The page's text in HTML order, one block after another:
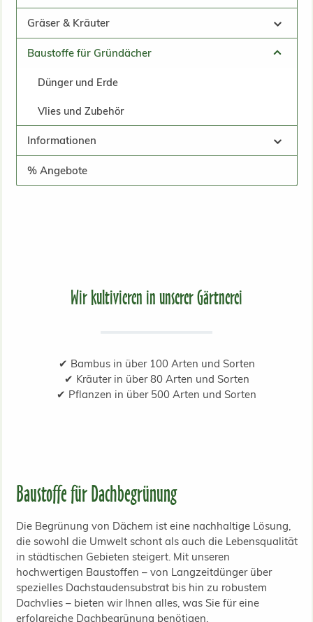
Gräser & Kräuter
Baustoffe für Gründächer
Dünger und Erde
Vlies und Zubehör
Informationen
% Angebote
Wir kultivieren in unserer Gärtnerei
✔ Bambus in über 100 Arten und Sorten
✔ Kräuter in über 80 Arten und Sorten
✔ Pflanzen in über 500 Arten und Sorten
Baustoffe für Dachbegrünung
Die Begrünung von Dächern ist eine nachhaltige Lösung,
die sowohl die Umwelt schont als auch die Lebensqualität
in städtischen Gebieten steigert. Mit unseren
hochwertigen Baustoffen – von Langzeitdünger über
spezielles Dachstaudensubstrat bis hin zu robustem
Dachvlies – bieten wir Ihnen alles, was Sie für eine
erfolgreiche Dachbegrünung benötigen.